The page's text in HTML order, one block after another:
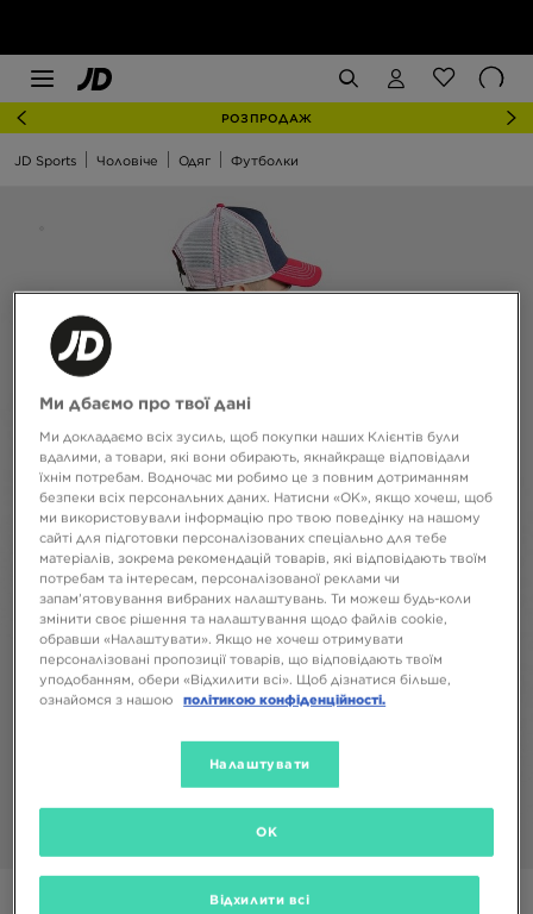
РОЗПРОДАЖ
JD Sports Чоловіче Одяг Футболки
Фото
Ми дбаємо про твої дані
Ми докладаємо всіх зусиль, щоб покупки наших Клієнтів були
вдалими, а товари, які вони обирають, якнайкраще відповідали
їхнім потребам. Водночас ми робимо це з повним дотриманням
безпеки всіх персональних даних. Натисни «OK», якщо хочеш, щоб
ми використовували інформацію про твою поведінку на нашому
сайті для підготовки персоналізованих спеціально для тебе
матеріалів, зокрема рекомендацій товарів, які відповідають твоїм
потребам та інтересам, персоналізованої реклами чи
запам’ятовування вибраних налаштувань. Ти можеш будь-коли
змінити своє рішення та налаштування щодо файлів cookie,
обравши «Налаштувати». Якщо не хочеш отримувати
персоналізовані пропозиції товарів, що відповідають твоїм
уподобанням, обери «Відхилити всі». Щоб дізнатися більше,
ознайомся з нашою
політикою конфіденційності.
Налаштувати
Відхилити всі
OK